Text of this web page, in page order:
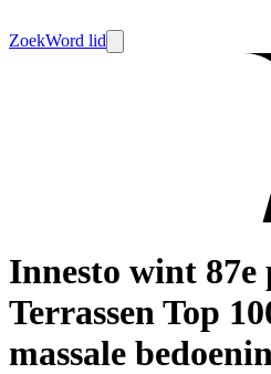
ZoekWord lid
Innesto wint 87e
Terrassen Top
massale